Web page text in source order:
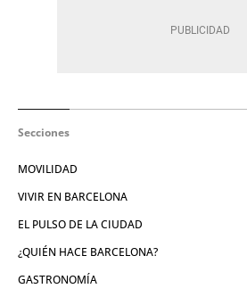
Secciones
MOVILIDAD
VIVIR EN BARCELONA
EL PULSO DE LA CIUDAD
¿QUIÉN HACE BARCELONA?
GASTRONOMÍA